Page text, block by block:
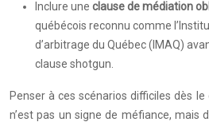
Inclure une clause de médiation
québécois reconnu comme
d’arbitrage du Québec (IMAQ)
clause shotgun.
Penser à ces scénarios difficiles dès
n’est pas un signe de méfiance, mais